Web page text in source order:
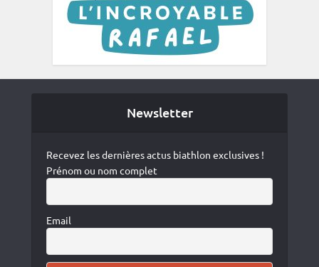
Newsletter
Recevez les dernières actus biathlon exclusives !
Prénom ou nom complet
Email